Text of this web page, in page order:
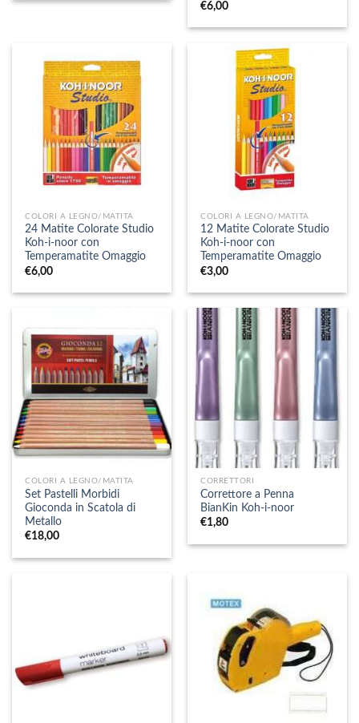
€6,00
COLORI A LEGNO/MATITA
24 Matite Colorate Studio
Koh-i-noor con
Temperamatite Omaggio
€6,00
COLORI A LEGNO/MATITA
12 Matite Colorate Studio
Koh-i-noor con
Temperamatite Omaggio
€3,00
COLORI A LEGNO/MATITA
Set Pastelli Morbidi
Gioconda in Scatola di
Metallo
€18,00
CORRETTORI
Correttore a Penna
BianKin Koh-i-noor
€1,80